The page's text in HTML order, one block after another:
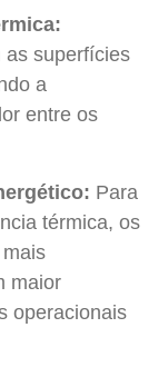
as superfícies
a
entre os
Para
térmica, os
maior
operacionais